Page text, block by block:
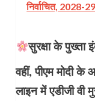
निर्वाचित, 2028-
सुरक्षा के पुख्ता
वहीं, पीएम मोदी के
लाइन में एडीजी